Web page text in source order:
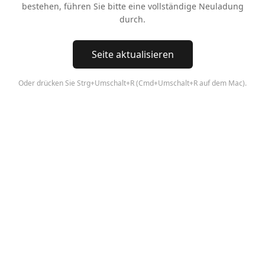
bestehen, führen Sie bitte eine vollständige Neuladung
durch.
Seite aktualisieren
Oder drücken Sie Strg+Umschalt+R (Cmd+Umschalt+R auf dem Mac).